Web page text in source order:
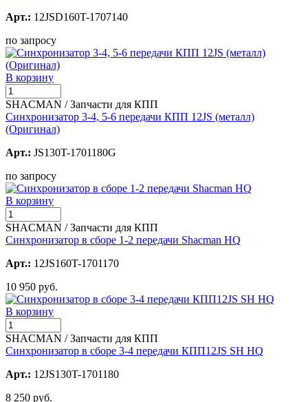
Арт.: 12JSD160T-1707140
по запросу
В корзину
SHACMAN / Запчасти для КПП
Синхронизатор 3-4, 5-6 передачи КПП 12JS (металл)
(Оригинал)
Арт.: JS130T-1701180G
по запросу
В корзину
SHACMAN / Запчасти для КПП
Синхронизатор в сборе 1-2 передачи Shacman HQ
Арт.: 12JS160T-1701170
10 950 руб.
В корзину
SHACMAN / Запчасти для КПП
Синхронизатор в сборе 3-4 передачи КПП12JS SH HQ
Арт.: 12JS130T-1701180
8 250 руб.